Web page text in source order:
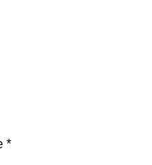
*Erforderlich